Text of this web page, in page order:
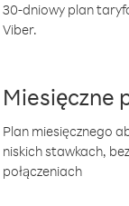
30-dniowy plan
Viber.
Miesięczne
Plan miesięcznego
niskich stawkach,
połączeniach